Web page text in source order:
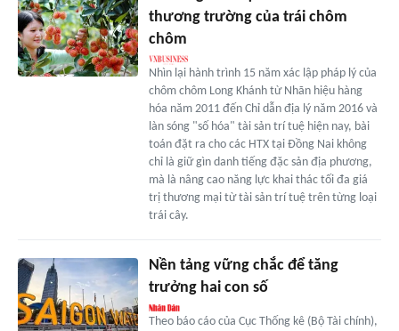
thương trường của trái chôm
chôm
Nhìn lại hành trình 15 năm xác lập pháp lý của
chôm chôm Long Khánh từ Nhãn hiệu hàng
hóa năm 2011 đến Chỉ dẫn địa lý năm 2016 và
làn sóng "số hóa" tài sản trí tuệ hiện nay, bài
toán đặt ra cho các HTX tại Đồng Nai không
chỉ là giữ gìn danh tiếng đặc sản địa phương,
mà là nâng cao năng lực khai thác tối đa giá
trị thương mại từ tài sản trí tuệ trên từng loại
trái cây.
Nền tảng vững chắc để tăng
trưởng hai con số
Theo báo cáo của Cục Thống kê (Bộ Tài chính),